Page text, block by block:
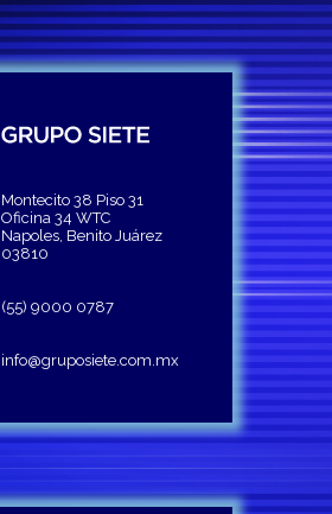
Montecito 38 Piso 31
Oficina 34 WTC
Napoles, Benito Juárez
03810
(55) 9000 0787
info@gruposiete.com.mx